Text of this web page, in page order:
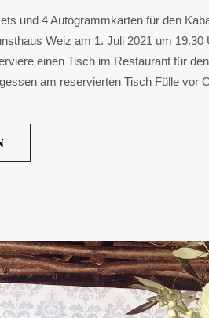
und 4 Autogrammkarten für den
Weiz am 1. Juli 2021 um
einen Tisch im Restaurant für
am reservierten Tisch Fülle vor